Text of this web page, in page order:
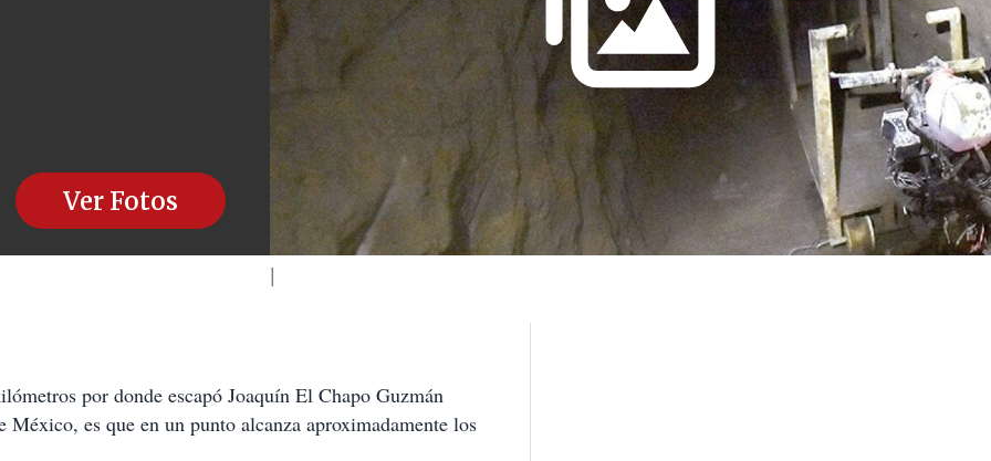
Ver Fotos
por donde escapó Joaquín El Chapo Guzmán
es que en un punto alcanza aproximadamente los